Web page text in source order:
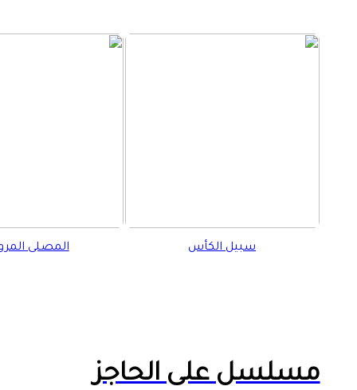
سبيل الكأس المصلى
مسلسل على الحاجز